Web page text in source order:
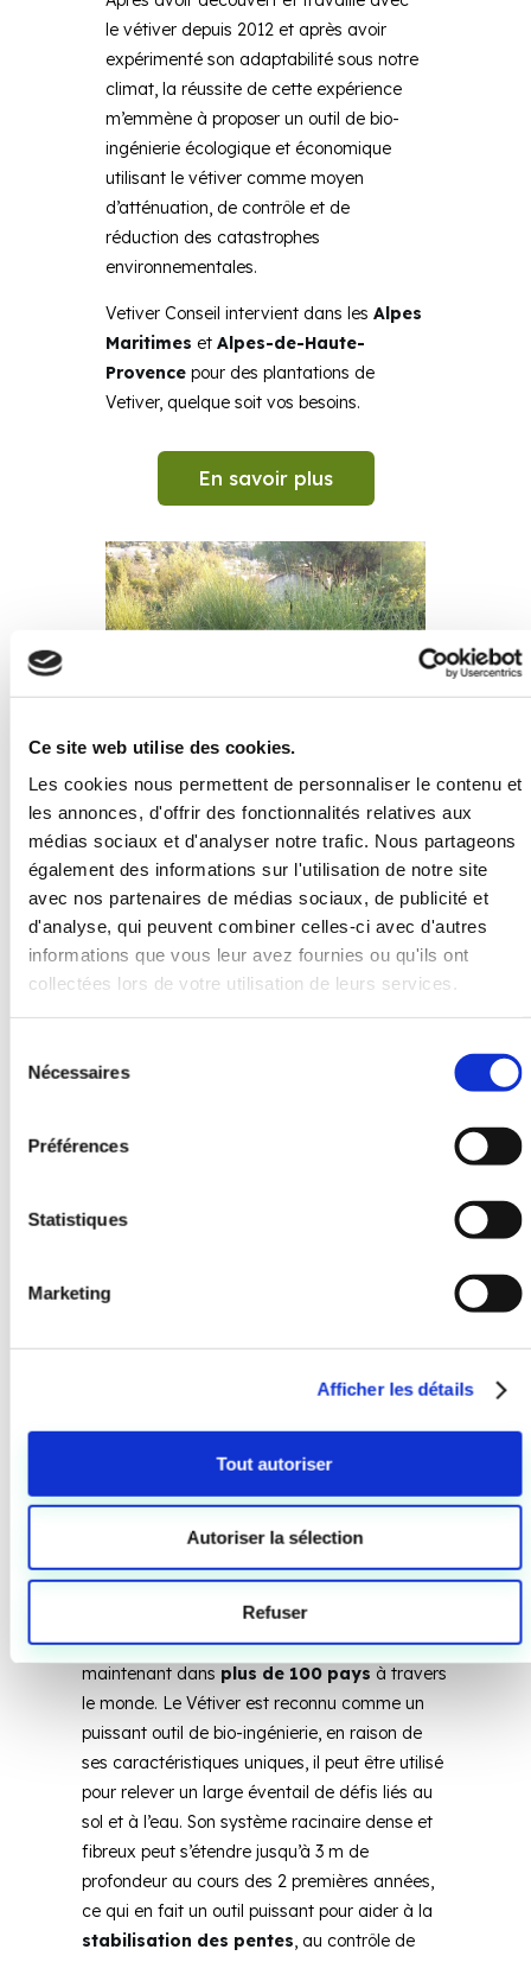
Ce site web utilise des cookies.
Les cookies nous permettent de personnaliser le contenu et
les annonces, d'offrir des fonctionnalités relatives aux
médias sociaux et d'analyser notre trafic. Nous partageons
également des informations sur l'utilisation de notre site
avec nos partenaires de médias sociaux, de publicité et
d'analyse, qui peuvent combiner celles-ci avec d'autres
informations que vous leur avez fournies ou qu'ils ont
collectées lors de votre utilisation de leurs services.
Nécessaires
Préférences
Statistiques
Marketing
Afficher les détails
Tout autoriser
Autoriser la sélection
Refuser
le vétiver depuis 2012 et après avoir
expérimenté son adaptabilité sous notre
climat, la réussite de cette expérience
m’emmène à proposer un outil de bio-
ingénierie écologique et économique
utilisant le vétiver comme moyen
d’atténuation, de contrôle et de
réduction des catastrophes
environnementales.
Vetiver Conseil intervient dans les Alpes
Maritimes et Alpes-de-Haute-
Provence pour des plantations de
Vetiver, quelque soit vos besoins.
En savoir plus
Le Vetiver, une
plante aux
nombreux
avantages
LeVétiver(Chrysopogon zizanioides) est une
espèce végétale tropicale et subtropicale
unique originaire d’Inde, mais qui existe
maintenant dans plus de 100 pays à travers
le monde. Le Vétiver est reconnu comme un
puissant outil de bio-ingénierie, en raison de
ses caractéristiques uniques, il peut être utilisé
pour relever un large éventail de défis liés au
sol et à l’eau. Son système racinaire dense et
fibreux peut s’étendre jusqu’à 3 m de
profondeur au cours des 2 premières années,
ce qui en fait un outil puissant pour aider à la
stabilisation des pentes, au contrôle de